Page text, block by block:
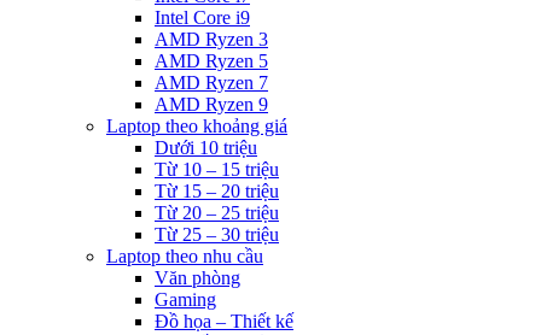
Intel Core i9
AMD Ryzen 3
AMD Ryzen 5
AMD Ryzen 7
AMD Ryzen 9
Laptop theo khoảng giá
Dưới 10 triệu
Từ 10 – 15 triệu
Từ 15 – 20 triệu
Từ 20 – 25 triệu
Từ 25 – 30 triệu
Laptop theo nhu cầu
Văn phòng
Gaming
Đồ họa – Thiết kế